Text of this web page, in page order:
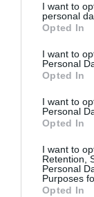
not limited to
grant or deny
use your data
consent section.
I want to
personal
Opted In
I want to
Personal
Opted In
I want to
Personal
Opted In
I want to
Retention,
Personal
Purposes
Opted In
οι θερμές
που δείχνει
Σκέρτσος:
καταθέσεις
August Holiday